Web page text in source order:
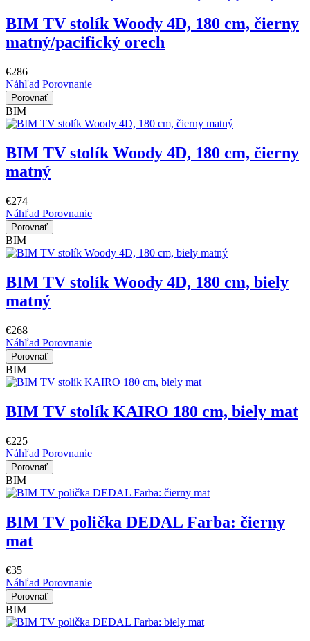
BIM TV stolík Woody 4D, 180 cm, čierny
matný/pacifický orech
€286
Náhľad Porovnanie
Porovnať
BIM
BIM TV stolík Woody 4D, 180 cm, čierny
matný
€274
Náhľad Porovnanie
Porovnať
BIM
BIM TV stolík Woody 4D, 180 cm, biely
matný
€268
Náhľad Porovnanie
Porovnať
BIM
BIM TV stolík KAIRO 180 cm, biely mat
€225
Náhľad Porovnanie
Porovnať
BIM
BIM TV polička DEDAL Farba: čierny
mat
€35
Náhľad Porovnanie
Porovnať
BIM